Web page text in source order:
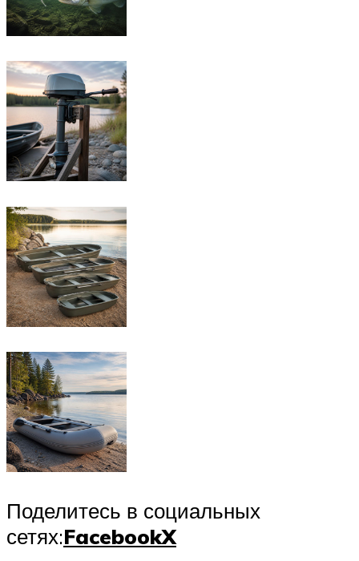
Поделитесь в социальных
сетях:FacebookX